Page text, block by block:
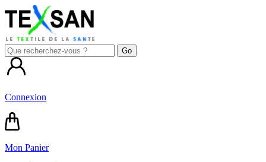
Connexion
Mon Panier